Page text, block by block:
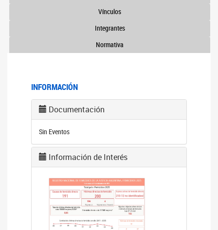
Vínculos
Integrantes
Normativa
INFORMACIÓN
Documentación
Sin Eventos
Información de Interés